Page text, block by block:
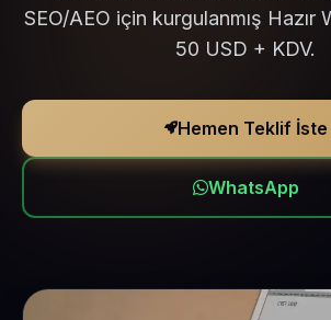
SEO/AEO için kurgulanmış Hazır
50 USD + KDV.
Hemen Teklif İste
WhatsApp